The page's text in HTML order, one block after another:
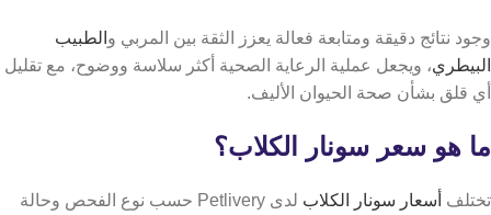
وجود نتائج دقيقة ومتابعة فعالة يعزز الثقة بين المربي و الطبيب
البيطري، ويجعل عملية الرعاية الصحية أكثر سلاسة ووضوح، مع تقليل
أي قلق بشأن صحة الحيوان الأليف.
ما هو سعر سونار الكلاب؟
تختلف أسعار سونار الكلاب
لدى Petlivery حسب نوع الفحص وحالة